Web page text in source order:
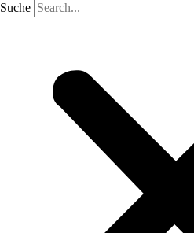
Suche